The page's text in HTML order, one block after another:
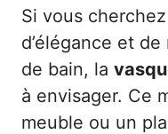
Si vous
d’élégance et
de bain, la
à envisager. Ce
meuble ou un